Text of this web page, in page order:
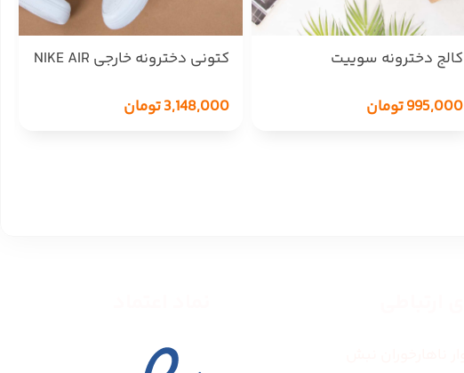
کالج دخترونه سوییت
995,000تومان
کتونی دخترونه خارجی NIKE AIR
3,148,000تومان